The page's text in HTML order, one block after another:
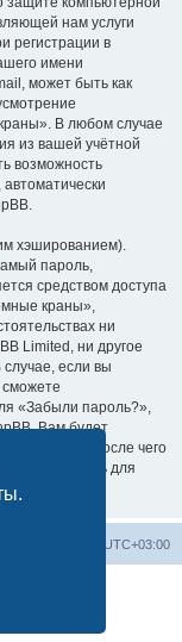
нам услуги
регистрации в
имени
может быть как
В любом случае
из вашей учётной
возможность
хэшированием).
пароль,
средством доступа
краны»,
ни
Limited, ни другое
если вы
«Забыли пароль?»,
Вам будет
email, после чего
новый пароль для
UTC+03:00
phpBB Limited